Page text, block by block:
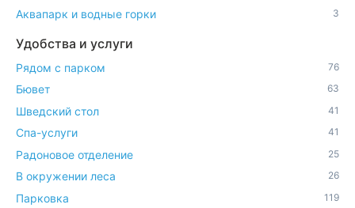
Аквапарк и водные горки 3
Удобства и услуги
Рядом с парком 76
Бювет 63
Шведский стол 41
Спа-услуги 41
Радоновое отделение 25
В окружении леса 26
Парковка 119